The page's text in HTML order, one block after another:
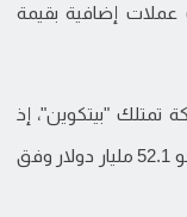
ثم باعت عملات إضافية بقيمة
تمتلك "بيتكوين"، إذ
تحتفظ بنحو 843775 بيتكوين، تُقدَّر قيمتها بنحو 52.1 مليار دولار وفق